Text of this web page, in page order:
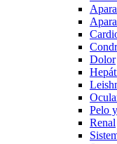
Dolor
Pelo
Renal